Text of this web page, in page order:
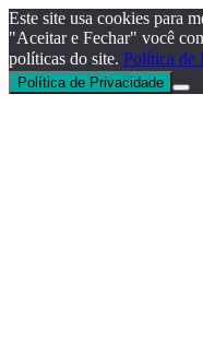
Este site usa cookies para
"Aceitar e Fechar" você
políticas do site. Política de
Política de Privacidade